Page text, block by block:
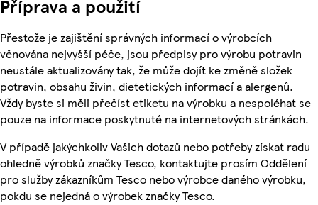
Příprava a použití
Přestože je zajištění správných informací o výrobcích
věnována nejvyšší péče, jsou předpisy pro výrobu potravin
neustále aktualizovány tak, že může dojít ke změně složek
potravin, obsahu živin, dietetických informací a alergenů.
Vždy byste si měli přečíst etiketu na výrobku a nespoléhat se
pouze na informace poskytnuté na internetových stránkách.
V případě jakýchkoliv Vašich dotazů nebo potřeby získat radu
ohledně výrobků značky Tesco, kontaktujte prosím Oddělení
pro služby zákazníkům Tesco nebo výrobce daného výrobku,
pokdu se nejedná o výrobek značky Tesco.